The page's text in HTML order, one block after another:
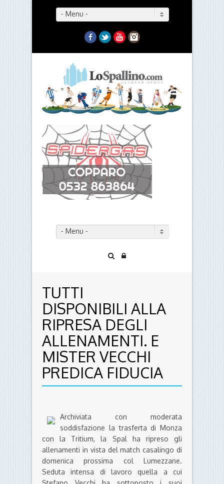
- Menu -
Facebook
TwitterYouTubeInstagram
- Menu -
TUTTI
DISPONIBILI ALLA
RIPRESA DEGLI
ALLENAMENTI. E
MISTER VECCHI
PREDICA FIDUCIA
Archiviata con moderata
soddisfazione la trasferta di Monza
con la Tritium, la Spal ha ripreso gli
allenamenti in vista del match casalingo di
domenica prossima col Lumezzane.
Seduta intensa di lavoro quella a cui